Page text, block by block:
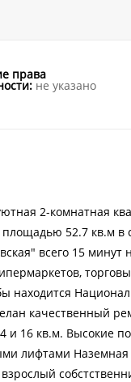
права
не указано
2-комнатная
площадью 52.7 кв.м
всего 15 минут
находится
качественный
16 кв.м. Высокие
лифтами Наземная